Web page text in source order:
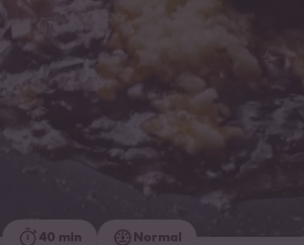
40 min Normal